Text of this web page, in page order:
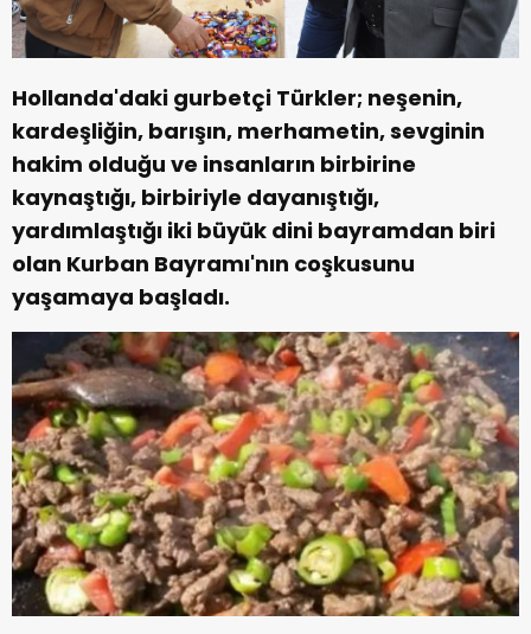
Hollanda'daki gurbetçi Türkler; neşenin,
kardeşliğin, barışın, merhametin, sevginin
hakim olduğu ve insanların birbirine
kaynaştığı, birbiriyle dayanıştığı,
yardımlaştığı iki büyük dini bayramdan biri
olan Kurban Bayramı'nın coşkusunu
yaşamaya başladı.